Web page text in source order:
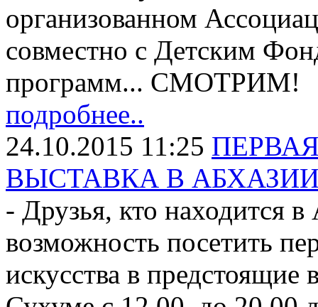
организованном
совместно с Детским
программ... СМОТРИМ!
подробнее..
24.10.2015 11:25
ВЫСТАВКА В
- Друзья, кто находится в
возможность посетить
искусства в